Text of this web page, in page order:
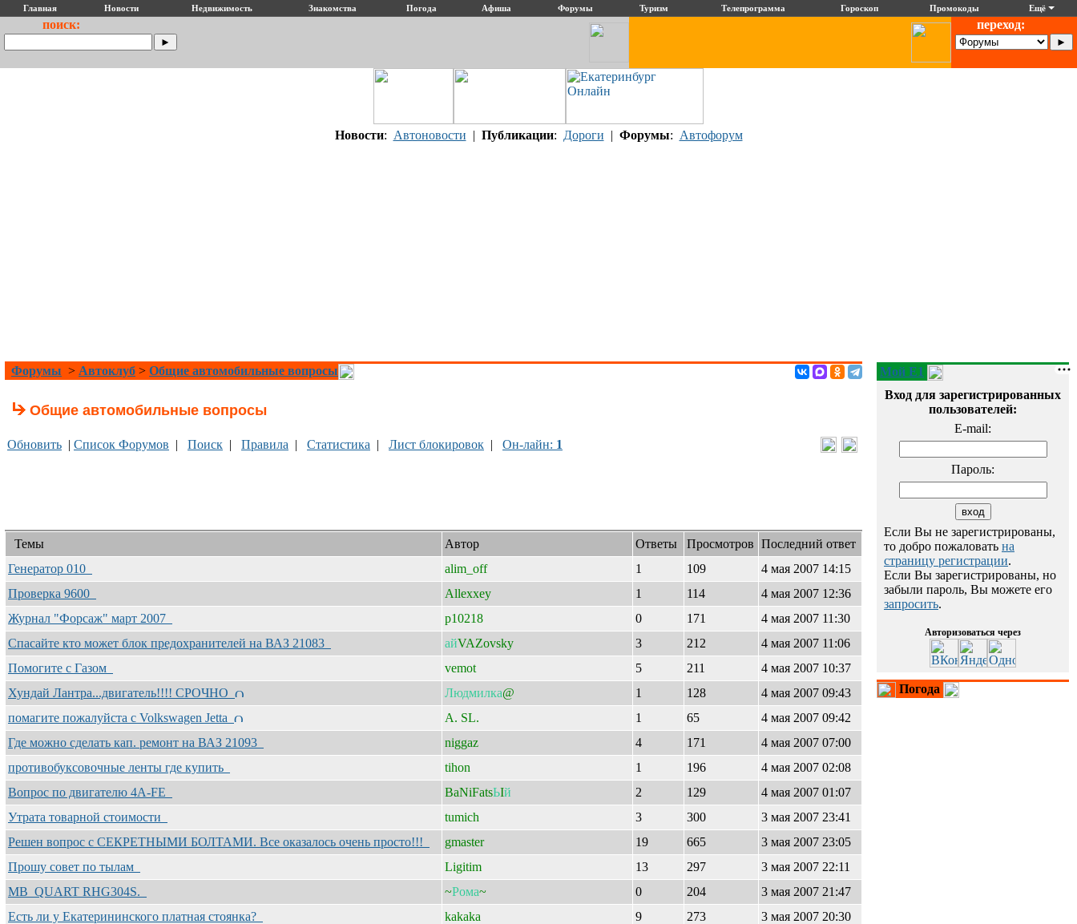
Главная Новости Недвижимость Знакомства Погода Афиша Форумы Туризм Телепрограмма Гороскоп Промокоды Ещё
поиск: переход:
Новости: Автоновости | Публикации: Дороги | Форумы: Автофорум
Форумы > Автоклуб > Общие автомобильные вопросы
Общие автомобильные вопросы
Обновить | Список Форумов | Поиск | Правила | Статистика | Лист блокировок | Он-лайн: 1
Темы Автор Ответы Просмотров Последний ответ
Генератор 010
alim_off 1 109
4 мая 2007 14:15
Проверка 9600
Allexxey 1 114
4 мая 2007 12:36
Журнал "Форсаж" март 2007
p10218 0 171
4 мая 2007 11:30
Спасайте кто может блок предохранителей на ВАЗ 21083
айVAZovsky 3 212
4 мая 2007 11:06
Помогите с Газом
vemot 5 211
4 мая 2007 10:37
Хундай Лантра...двигатель!!!! СРОЧНО
Людмилка@ 1 128
4 мая 2007 09:43
помагите пожалуйста с Volkswagen Jetta
A. SL. 1 65
4 мая 2007 09:42
Где можно сделать кап. ремонт на ВАЗ 21093
niggaz 4 171
4 мая 2007 07:00
противобуксовочные ленты где купить
tihon 1 196
4 мая 2007 02:08
Вопрос по двигателю 4A-FE
BaNiFatsЬIй 2 129
4 мая 2007 01:07
Утрата товарной стоимости
tumich 3 300
3 мая 2007 23:41
Решен вопрос с СЕКРЕТНЫМИ БОЛТАМИ. Все оказалось очень просто!!!
gmaster 19 665
3 мая 2007 23:05
Прошу совет по тылам
Ligitim 13 297
3 мая 2007 22:11
MB_QUART RHG304S.
~Рома~ 0 204
3 мая 2007 21:47
Есть ли у Екатерининского платная стоянка?
kakaka 9 273
3 мая 2007 20:30
Мой E1
Вход для зарегистрированных
пользователей:
E-mail:
Пароль:
Если Вы не зарегистрированы,
то добро пожаловать на
страницу регистрации.
Если Вы зарегистрированы, но
забыли пароль, Вы можете его
запросить.
Авторизоваться через
Погода